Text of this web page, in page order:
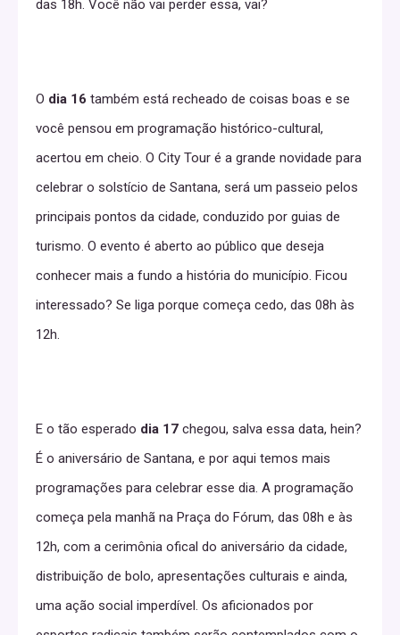
das 18h. Você não vai perder essa, vai?
O dia 16 também está recheado de coisas boas e se
você pensou em programação histórico-cultural,
acertou em cheio. O City Tour é a grande novidade para
celebrar o solstício de Santana, será um passeio pelos
principais pontos da cidade, conduzido por guias de
turismo. O evento é aberto ao público que deseja
conhecer mais a fundo a história do município. Ficou
interessado? Se liga porque começa cedo, das 08h às
12h.
E o tão esperado dia 17 chegou, salva essa data, hein?
É o aniversário de Santana, e por aqui temos mais
programações para celebrar esse dia. A programação
começa pela manhã na Praça do Fórum, das 08h e às
12h, com a cerimônia ofical do aniversário da cidade,
distribuição de bolo, apresentações culturais e ainda,
uma ação social imperdível. Os aficionados por